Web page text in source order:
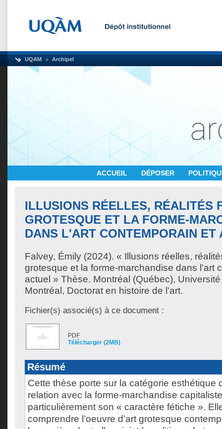
UQAM Archipel
ACCUEIL DÉPOSER
ILLUSIONS RÉELLES, RÉALITÉS
GROTESQUE ET LA FORME-
DANS L'ART CONTEMPORAIN ET
Falvey, Émily (2024). « Illusions réelles,
grotesque et la forme-marchandise dans l'art
actuel » Thèse. Montréal (Québec),
Montréal, Doctorat en histoire de l'art.
Fichier(s) associé(s) à ce document :
PDF
Télécharger (2MB)
Résumé
Cette thèse porte sur la catégorie esthétique
relation avec la forme-marchandise
particulièrement son « caractère fétiche ».
comprendre l’oeuvre d’art grotesque